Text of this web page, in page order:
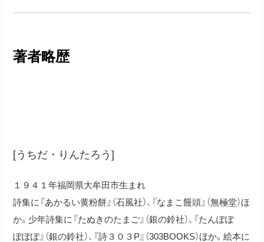
著者略歴
[うちだ・りんたろう]
１９４１年福岡県大牟田市生まれ
詩集に『あかるい黄粉餅』（石風社）、『なまこ饅頭』（無極堂）ほ
か。少年詩集に『たぬきのたまご』（銀の鈴社）、『たんぽぽ
ぽぽぽ』（銀の鈴社）、『詩３０３P』（303BOOKS）ほか。絵本に